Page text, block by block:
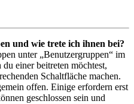
und wie trete ich ihnen bei?
unter „Benutzergruppen“ im
einer beitreten möchtest,
Schaltfläche machen.
offen. Einige erfordern erst
geschlossen sein und